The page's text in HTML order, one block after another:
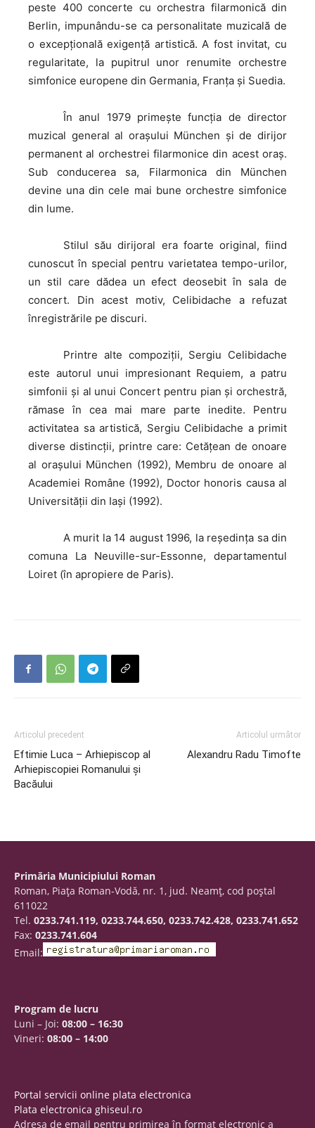
peste 400 concerte cu orchestra filarmonică din
Berlin, impunându-se ca personalitate muzicală de
o excepţională exigenţă artistică. A fost invitat, cu
regularitate, la pupitrul unor renumite orchestre
simfonice europene din Germania, Franţa şi Suedia.
În anul 1979 primeşte funcţia de director
muzical general al oraşului München şi de dirijor
permanent al orchestrei filarmonice din acest oraş.
Sub conducerea sa, Filarmonica din München
devine una din cele mai bune orchestre simfonice
din lume.
Stilul său dirijoral era foarte original, fiind
cunoscut în special pentru varietatea tempo-urilor,
un stil care dădea un efect deosebit în sala de
concert. Din acest motiv, Celibidache a refuzat
înregistrările pe discuri.
Printre alte compoziţii, Sergiu Celibidache
este autorul unui impresionant Requiem, a patru
simfonii şi al unui Concert pentru pian şi orchestră,
rămase în cea mai mare parte inedite. Pentru
activitatea sa artistică, Sergiu Celibidache a primit
diverse distincţii, printre care: Cetăţean de onoare
al oraşului München (1992), Membru de onoare al
Academiei Române (1992), Doctor honoris causa al
Universităţii din Iaşi (1992).
A murit la 14 august 1996, la reşedinţa sa din
comuna La Neuville-sur-Essonne, departamentul
Loiret (în apropiere de Paris).
Articolul precedent
Eftimie Luca – Arhiepiscop al
Arhiepiscopiei Romanului şi
Bacăului
Articolul următor
Alexandru Radu Timofte
Primăria Municipiului Roman
Roman, Piaţa Roman-Vodă, nr. 1, jud. Neamţ, cod poştal
611022
Tel. 0233.741.119, 0233.744.650, 0233.742.428, 0233.741.652
Fax: 0233.741.604
Email:
Program de lucru
Luni – Joi: 08:00 – 16:30
Vineri: 08:00 – 14:00
Portal servicii online plata electronica
Plata electronica ghiseul.ro
Adresa de email pentru primirea în format electronic a